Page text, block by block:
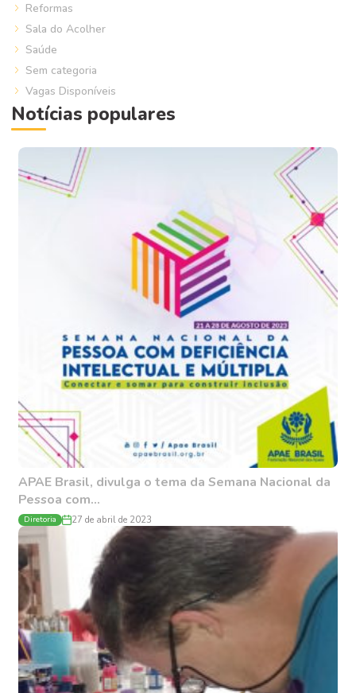
Reformas
Sala do Acolher
Saúde
Sem categoria
Vagas Disponíveis
Notícias populares
APAE Brasil, divulga o tema da Semana Nacional da
Pessoa com...
Diretoria 27 de abril de 2023